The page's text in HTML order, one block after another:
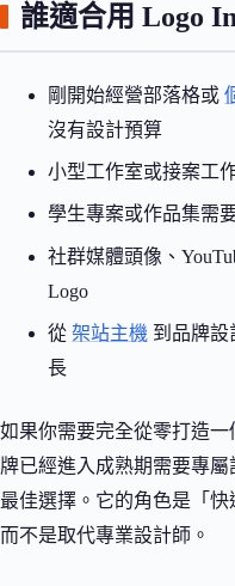
誰適合用 Logo
剛開始經營部落格或
沒有設計預算
小型工作室或接案工
學生專案或作品集需
社群媒體頭像、
Logo
從 架站主機 到品牌設
長
如果你需要完全從零打造
牌已經進入成熟期需要專屬
最佳選擇。它的角色是「快
而不是取代專業設計師。